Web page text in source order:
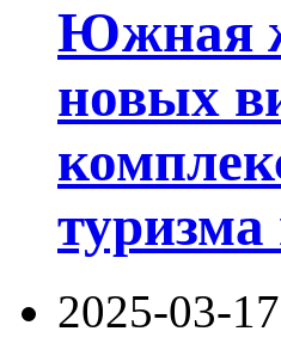
Южная
новых
2025-03-17